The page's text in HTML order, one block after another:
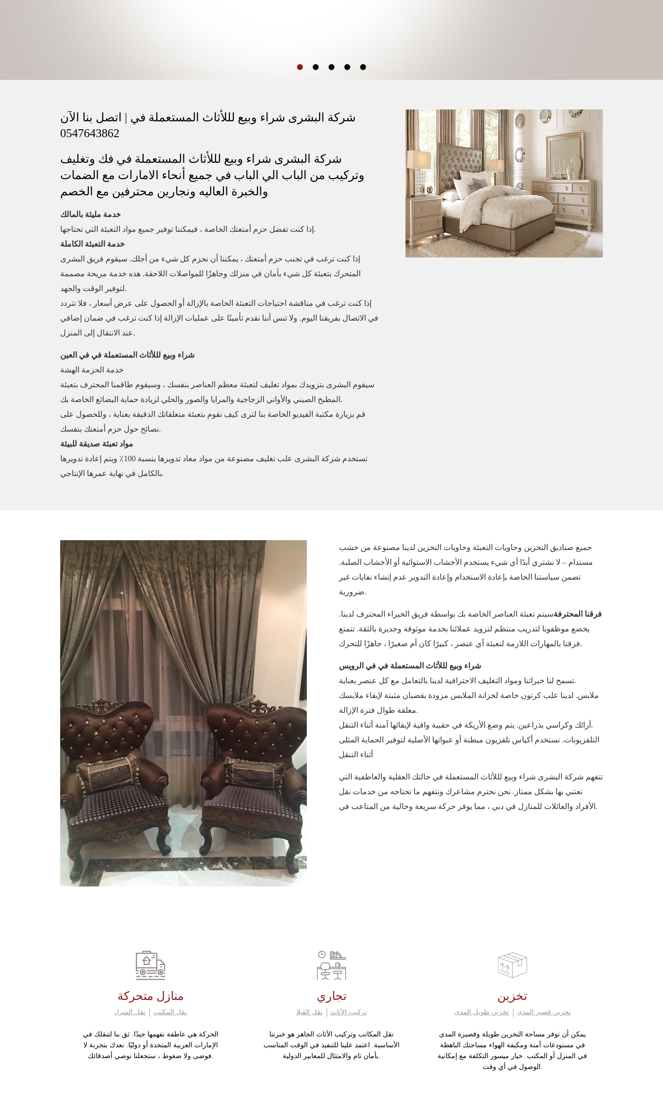
شركة البشرى شراء وبيع لللأثاث المستعملة في | اتصل بنا الآن
0547643862
شركة البشرى شراء وبيع لللأثاث المستعملة في فك وتغليف
وتركيب من الباب الي الباب في جميع أنحاء الامارات مع الضمات
والخبرة العاليه ونجارين محترفين مع الخصم
خدمة مليئة بالمالك
إذا كنت تفضل حزم أمتعتك الخاصة ، فيمكننا توفير جميع مواد التعبئة التي تحتاجها.
خدمة التعبئة الكاملة
إذا كنت ترغب في تجنب حزم أمتعتك ، يمكننا أن نحزم كل شيء من أجلك. سيقوم فريق البشرى
المتحرك بتعبئة كل شيء بأمان في منزلك وجاهزًا للمواصلات اللاحقة. هذه خدمة مريحة مصممة
لتوفير الوقت والجهد.
إذا كنت ترغب في مناقشة احتياجات التعبئة الخاصة بالإزالة أو الحصول على عرض أسعار ، فلا تتردد
في الاتصال بفريقنا اليوم. ولا تنس أننا نقدم تأمينًا على عمليات الإزالة إذا كنت ترغب في ضمان إضافي
عند الانتقال إلى المنزل.
شراء وبيع لللأثاث المستعملة في في العين
خدمة الحزمة الهشة
سيقوم البشرى بتزويدك بمواد تغليف لتعبئة معظم العناصر بنفسك ، وسيقوم طاقمنا المحترف بتعبئة
المطبخ الصيني والأواني الزجاجية والمرايا والصور والحلي لزيادة حماية البضائع الخاصة بك.
قم بزيارة مكتبة الفيديو الخاصة بنا لترى كيف نقوم بتعبئة متعلقاتك الدقيقة بعناية ، وللحصول على
نصائح حول حزم أمتعتك بنفسك.
مواد تعبئة صديقة للبيئة
تستخدم شركة البشرى علب تغليف مصنوعة من مواد معاد تدويرها بنسبة 100٪ ويتم إعادة تدويرها
بالكامل في نهاية عمرها الإنتاجي.
جميع صناديق التخزين وحاويات التعبئة وحاويات التخزين لدينا مصنوعة من خشب
مستدام – لا نشتري أبدًا أي شيء يستخدم الأخشاب الاستوائية أو الأخشاب الصلبة.
تضمن سياستنا الخاصة بإعادة الاستخدام وإعادة التدوير عدم إنشاء نفايات غير
ضرورية.
فرقنا المحترفةسيتم تعبئة العناصر الخاصة بك بواسطة فريق الخبراء المحترف لدينا.
يخضع موظفونا لتدريب منتظم لتزويد عملائنا بخدمة موثوقة وجديرة بالثقة. تتمتع
فرقنا بالمهارات اللازمة لتعبئة أي عنصر ، كبيرًا كان أم صغيرًا ، جاهزًا للتحرك.
شراء وبيع لللأثاث المستعملة في في الرويس
تسمح لنا خبراتنا ومواد التغليف الاحترافية لدينا بالتعامل مع كل عنصر بعناية.
ملابس. لدينا علب كرتون خاصة لخزانة الملابس مزودة بقضبان مثبتة لإبقاء ملابسك
معلقة طوال فترة الإزالة.
أرائك وكراسي بذراعين. يتم وضع الأريكة في حقيبة واقية لإبقائها آمنة أثناء التنقل.
التلفزيونات. نستخدم أكياس تلفزيون مبطنة أو عبواتها الأصلية لتوفير الحماية المثلى
أثناء التنقل
تتفهم شركة البشرى شراء وبيع لللأثاث المستعملة في حالتك العقلية والعاطفية التي
نعتني بها بشكل ممتاز. نحن نحترم مشاعرك ونتفهم ما تحتاجه من خدمات نقل
الأفراد والعائلات للمنازل في دبي ، مما يوفر حركة سريعة وخالية من المتاعب في.
منازل متحركة
نقل المنزل نقل المكتب
الحركة هي عاطفة نفهمها جيدًا. ثق بنا لتنقلك في
الإمارات العربية المتحدة أو دوليًا. نعدك بتجربة لا
فوضى ولا ضغوط ، ستجعلنا نوصي أصدقائك.
تجاري
نقل الفيلا تركيب الأثاث
نقل المكاتب وتركيب الأثاث الجاهز هو خبرتنا
الأساسية. اعتمد علينا للتنفيذ في الوقت المناسب
بأمان تام والامتثال للمعايير الدولية.
تخزين
تخزين طويل المدى تخزين قصير المدى
يمكن أن توفر مساحة التخزين طويلة وقصيرة المدى
في مستودعات آمنة ومكيفة الهواء مساحتك الباهظة
في المنزل أو المكتب. خيار ميسور التكلفة مع إمكانية
الوصول في أي وقت.